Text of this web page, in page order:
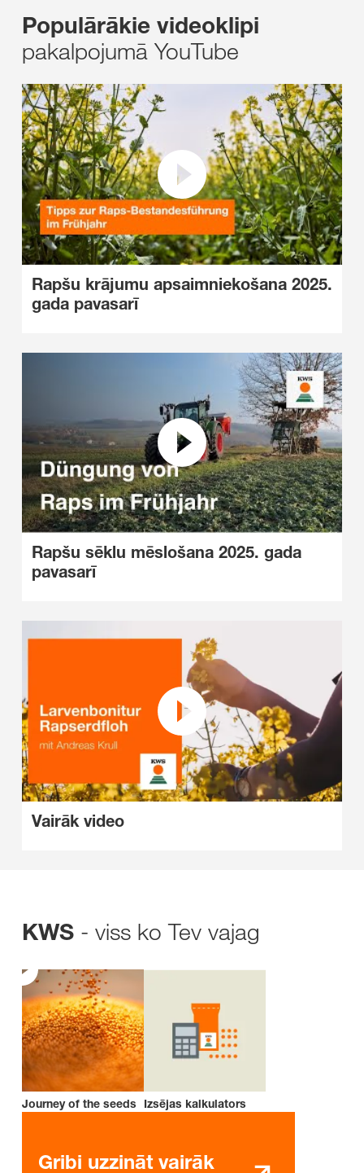
Populārākie videoklipi
pakalpojumā YouTube
Rapšu krājumu apsaimniekošana 2025.
gada pavasarī
Rapšu sēklu mēslošana 2025. gada
pavasarī
Vairāk video
KWS - viss ko Tev vajag
Journey of the seeds Izsējas kalkulators
Gribi uzzināt vairāk